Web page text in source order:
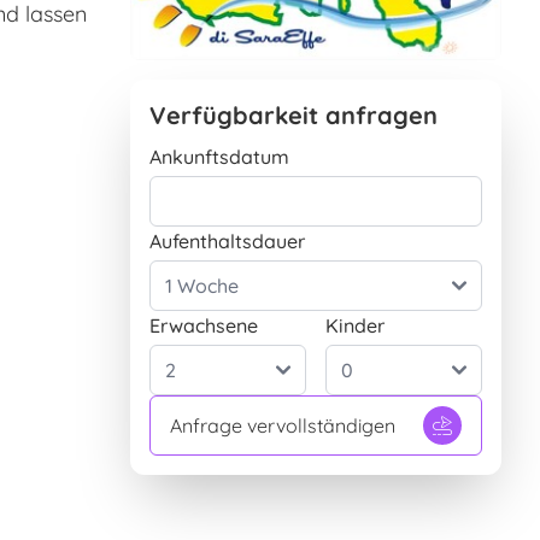
lassen
Verfügbarkeit anfragen
Ankunftsdatum
Aufenthaltsdauer
Erwachsene Kinder
Anfrage vervollständigen